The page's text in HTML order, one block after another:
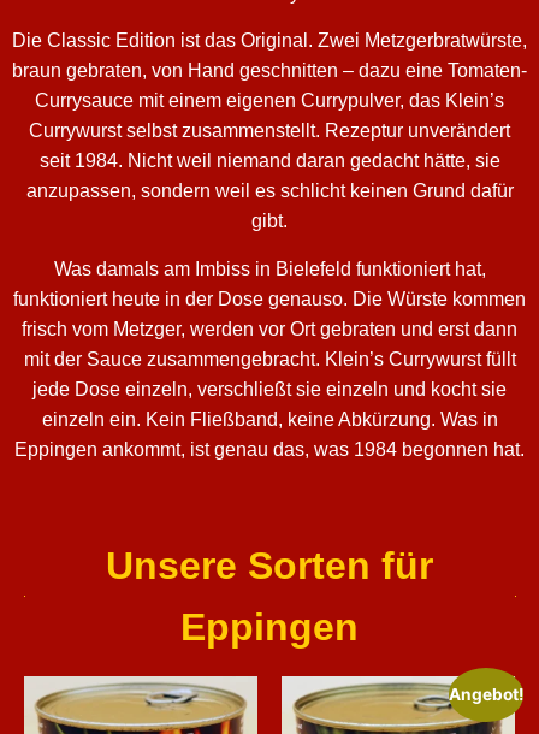
Die Classic Edition ist das Original. Zwei Metzgerbratwürste,
braun gebraten, von Hand geschnitten – dazu eine Tomaten-
Currysauce mit einem eigenen Currypulver, das Klein’s
Currywurst selbst zusammenstellt. Rezeptur unverändert
seit 1984. Nicht weil niemand daran gedacht hätte, sie
anzupassen, sondern weil es schlicht keinen Grund dafür
gibt.
Was damals am Imbiss in Bielefeld funktioniert hat,
funktioniert heute in der Dose genauso. Die Würste kommen
frisch vom Metzger, werden vor Ort gebraten und erst dann
mit der Sauce zusammengebracht. Klein’s Currywurst füllt
jede Dose einzeln, verschließt sie einzeln und kocht sie
einzeln ein. Kein Fließband, keine Abkürzung. Was in
Eppingen ankommt, ist genau das, was 1984 begonnen hat.
Unsere Sorten für
Eppingen
Angebot!